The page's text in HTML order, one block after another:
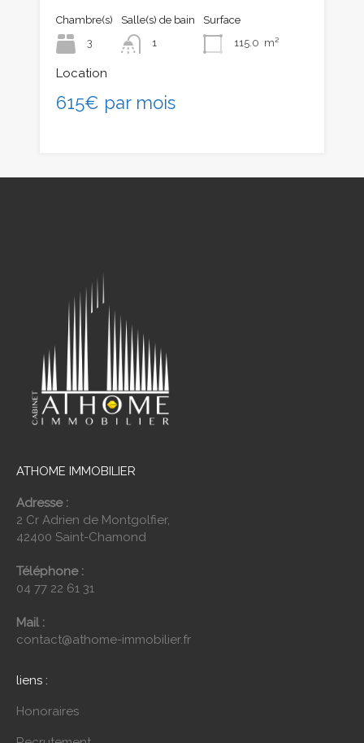
Chambre(s)
3
Salle(s) de bain
1
Surface
115.0 m²
Location
615€ par mois
ATHOME IMMOBILIER
Adresse :
2 Cr Adrien de Montgolfier,
42400 Saint-Chamond
Téléphone :
04 77 22 61 31
Mail :
contact@athome-immobilier.fr
liens :
Honoraires